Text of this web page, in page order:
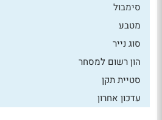
סימבול
מטבע
סוג נייר
הון רשום למסחר
סטיית תקן
עדכון אחרון